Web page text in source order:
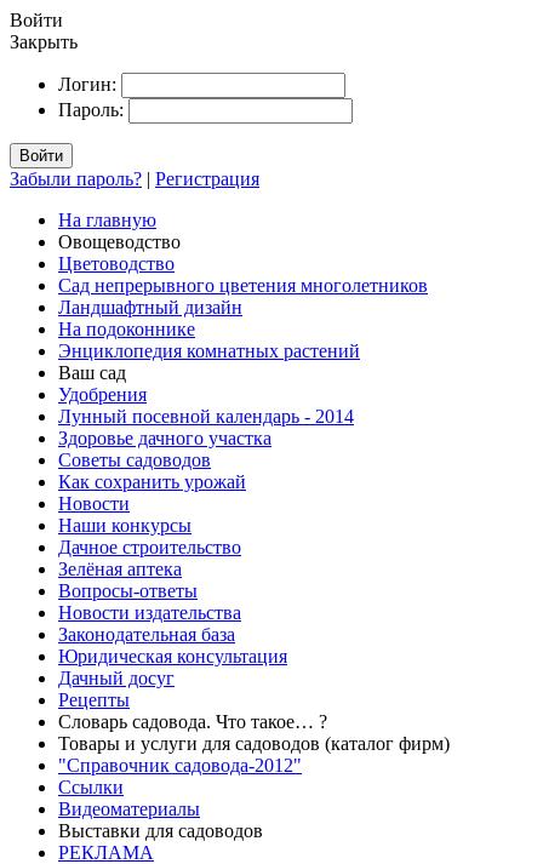
Войти
Закрыть
Логин:
Пароль:
Войти
Забыли пароль? | Регистрация
На главную
Овощеводство
Цветоводство
Сад непрерывного цветения многолетников
Ландшафтный дизайн
На подоконнике
Энциклопедия комнатных растений
Ваш сад
Удобрения
Лунный посевной календарь - 2014
Здоровье дачного участка
Советы садоводов
Как сохранить урожай
Новости
Наши конкурсы
Дачное строительство
Зелёная аптека
Вопросы-ответы
Новости издательства
Законодательная база
Юридическая консультация
Дачный досуг
Рецепты
Словарь садовода. Что такое… ?
Товары и услуги для садоводов (каталог фирм)
"Справочник садовода-2012"
Ссылки
Видеоматериалы
Выставки для садоводов
РЕКЛАМА